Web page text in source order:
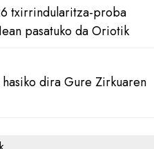
txirrindularitza-proba
pasatuko da Oriotik
dira Gure Zirkuaren